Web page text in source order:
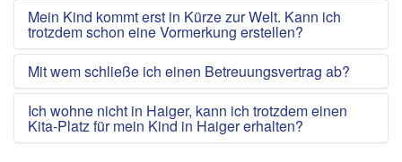
Mein Kind kommt erst in Kürze zur Welt. Kann ich
trotzdem schon eine Vormerkung erstellen?
Mit wem schließe ich einen Betreuungsvertrag ab?
Ich wohne nicht in Haiger, kann ich trotzdem einen
Kita-Platz für mein Kind in Haiger erhalten?